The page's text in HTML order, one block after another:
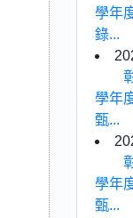
學年
錄...
學年
甄...
學年
甄...